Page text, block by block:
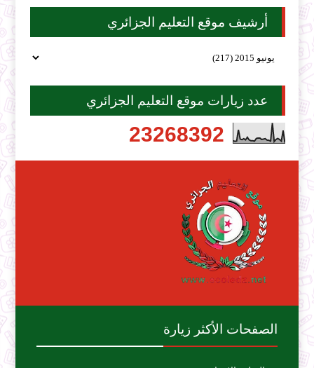
أرشيف موقع التعليم الجزائري
عدد زيارات موقع التعليم الجزائري
23268392
الصفحات الأكثر زيارة